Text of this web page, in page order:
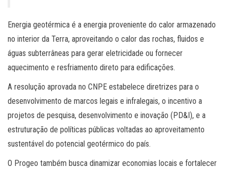
Energia geotérmica é a energia proveniente do calor armazenado
no interior da Terra, aproveitando o calor das rochas, fluidos e
águas subterrâneas para gerar eletricidade ou fornecer
aquecimento e resfriamento direto para edificações.
A resolução aprovada no CNPE estabelece diretrizes para o
desenvolvimento de marcos legais e infralegais, o incentivo a
projetos de pesquisa, desenvolvimento e inovação (PD&I), e a
estruturação de políticas públicas voltadas ao aproveitamento
sustentável do potencial geotérmico do país.
O Progeo também busca dinamizar economias locais e fortalecer